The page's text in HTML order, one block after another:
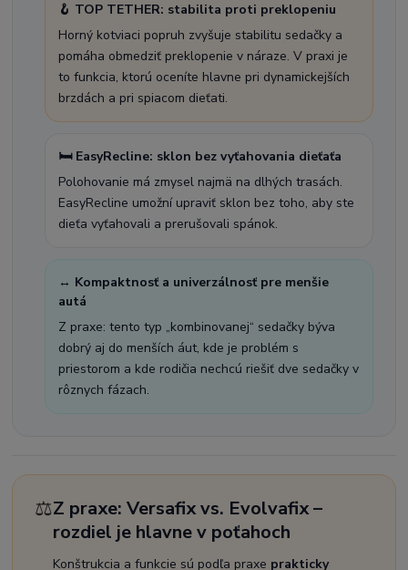
🪝 TOP TETHER: stabilita proti preklopeniu
Horný kotviaci popruh zvyšuje stabilitu sedačky a
pomáha obmedziť preklopenie v náraze. V praxi je
to funkcia, ktorú oceníte hlavne pri dynamickejších
brzdách a pri spiacom dieťati.
🛏️ EasyRecline: sklon bez vyťahovania dieťaťa
Polohovanie má zmysel najmä na dlhých trasách.
EasyRecline umožní upraviť sklon bez toho, aby ste
dieťa vyťahovali a prerušovali spánok.
↔️ Kompaktnosť a univerzálnosť pre menšie
autá
Z praxe: tento typ „kombinovanej“ sedačky býva
dobrý aj do menších áut, kde je problém s
priestorom a kde rodičia nechcú riešiť dve sedačky v
rôznych fázach.
⚖️Z praxe: Versafix vs. Evolvafix –
rozdiel je hlavne v poťahoch
Konštrukcia a funkcie sú podľa praxe prakticky